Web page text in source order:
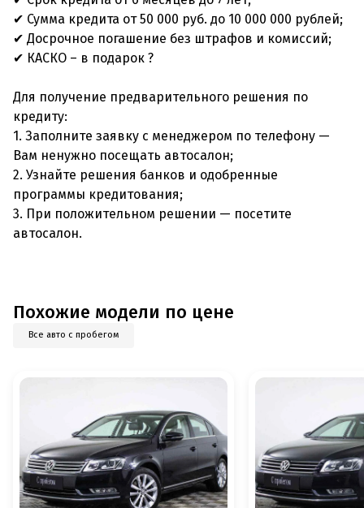
✔ Сумма кредита от 50 000 руб. до 10 000 000 рублей;
✔ Досрочное погашение без штрафов и комиссий;
✔ КАСКО – в подарок ?
Для получение предварительного решения по
кредиту:
1. Заполните заявку с менеджером по телефону —
Вам ненужно посещать автосалон;
2. Узнайте решения банков и одобренные
программы кредитования;
3. При положительном решении — посетите
автосалон.
Похожие модели по цене
Все авто с пробегом